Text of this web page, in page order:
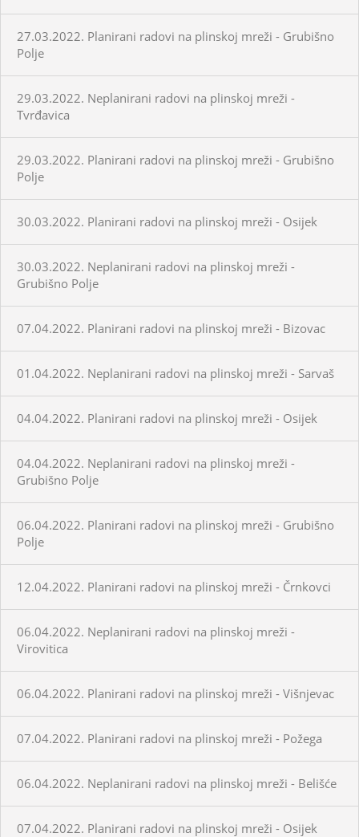
27.03.2022. Planirani radovi na plinskoj mreži - Grubišno
Polje
29.03.2022. Neplanirani radovi na plinskoj mreži -
Tvrđavica
29.03.2022. Planirani radovi na plinskoj mreži - Grubišno
Polje
30.03.2022. Planirani radovi na plinskoj mreži - Osijek
30.03.2022. Neplanirani radovi na plinskoj mreži -
Grubišno Polje
07.04.2022. Planirani radovi na plinskoj mreži - Bizovac
01.04.2022. Neplanirani radovi na plinskoj mreži - Sarvaš
04.04.2022. Planirani radovi na plinskoj mreži - Osijek
04.04.2022. Neplanirani radovi na plinskoj mreži -
Grubišno Polje
06.04.2022. Planirani radovi na plinskoj mreži - Grubišno
Polje
12.04.2022. Planirani radovi na plinskoj mreži - Črnkovci
06.04.2022. Neplanirani radovi na plinskoj mreži -
Virovitica
06.04.2022. Planirani radovi na plinskoj mreži - Višnjevac
07.04.2022. Planirani radovi na plinskoj mreži - Požega
06.04.2022. Neplanirani radovi na plinskoj mreži - Belišće
07.04.2022. Planirani radovi na plinskoj mreži - Osijek